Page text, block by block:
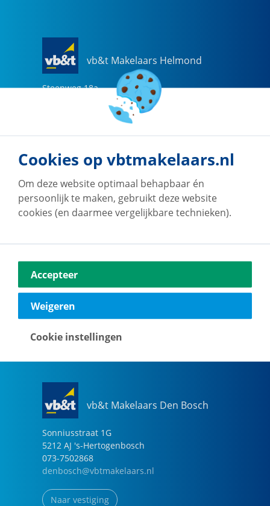
vb&t Makelaars Helmond
Steenweg 18a
helmond@vbtmakelaars.nl
Naar vestiging
Vestdijk 180
5611 CZ Eindhoven
040-2696949
vb&t Makelaars Den Bosch
Sonniusstraat 1G
5212 AJ 's-Hertogenbosch
073-7502868
denbosch@vbtmakelaars.nl
Naar vestiging
Cookies op vbtmakelaars.nl
Om deze website optimaal behapbaar én
persoonlijk te maken, gebruikt deze website
cookies (en daarmee vergelijkbare technieken).
Accepteer
Weigeren
Cookie instellingen